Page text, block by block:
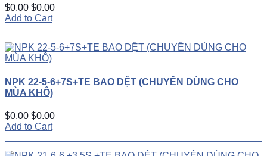
$0.00 $0.00
Add to Cart
NPK 22-5-6+7S+TE BAO DỆT (CHUYÊN DÙNG CHO
MÙA KHÔ)
$0.00 $0.00
Add to Cart